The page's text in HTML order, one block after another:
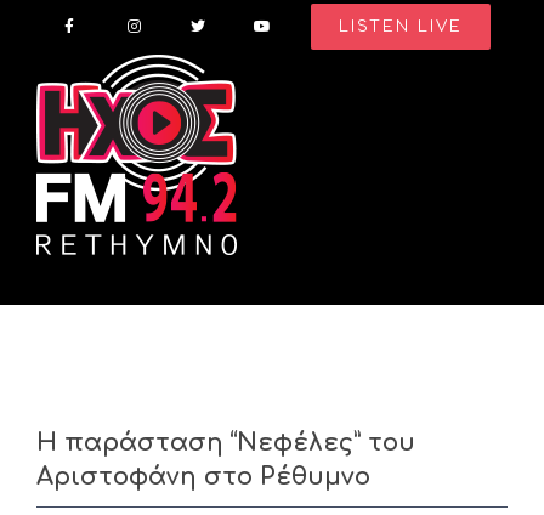
content
LISTEN LIVE
Η παράσταση “Νεφέλες” του
Αριστοφάνη στο Ρέθυμνο